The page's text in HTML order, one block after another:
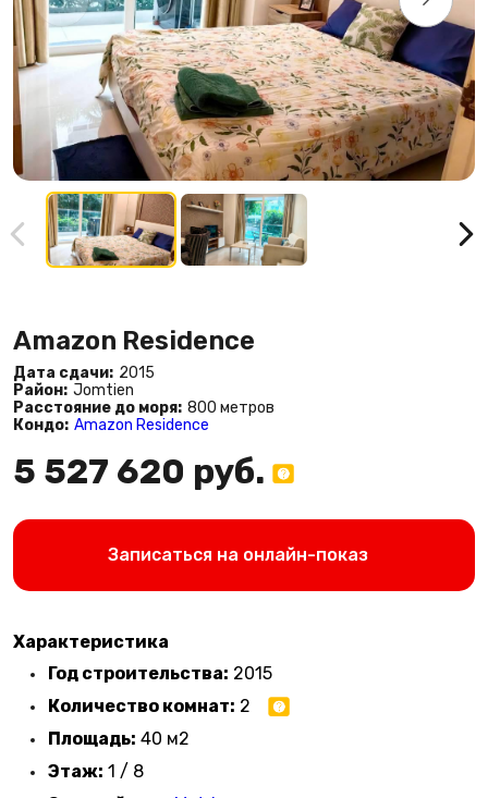
Amazon Residence
Дата сдачи: 2015
Район: Jomtien
Расстояние до моря: 800 метров
Кондо: Amazon Residence
5 527 620 руб.
Записаться на онлайн-показ
Характеристика
Год строительства: 2015
Количество комнат: 2
Площадь: 40 м2
Этаж: 1 / 8